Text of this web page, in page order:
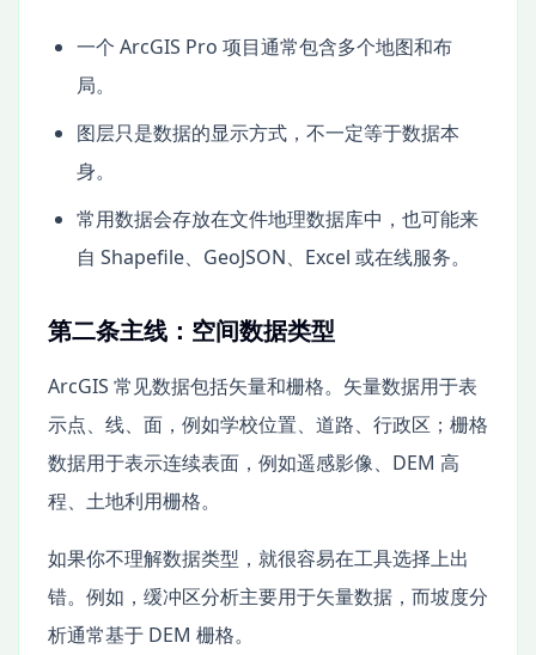
一个 ArcGIS Pro 项目通常包含多个地图和布
局。
图层只是数据的显示方式，不一定等于数据本
身。
常用数据会存放在文件地理数据库中，也可能来
自 Shapefile、GeoJSON、Excel 或在线服务。
第二条主线：空间数据类型
ArcGIS 常见数据包括矢量和栅格。矢量数据用于表
示点、线、面，例如学校位置、道路、行政区；栅格
数据用于表示连续表面，例如遥感影像、DEM 高
程、土地利用栅格。
如果你不理解数据类型，就很容易在工具选择上出
错。例如，缓冲区分析主要用于矢量数据，而坡度分
析通常基于 DEM 栅格。